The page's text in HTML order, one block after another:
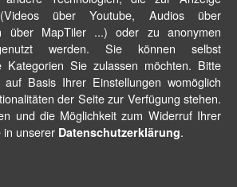
über Youtube, Audios über
über MapTiler ...) oder zu anonymen
werden. Sie können selbst
Kategorien Sie zulassen möchten. Bitte
Basis Ihrer Einstellungen womöglich
der Seite zur Verfügung stehen.
und die Möglichkeit zum Widerruf Ihrer
in unserer Datenschutzerklärung.